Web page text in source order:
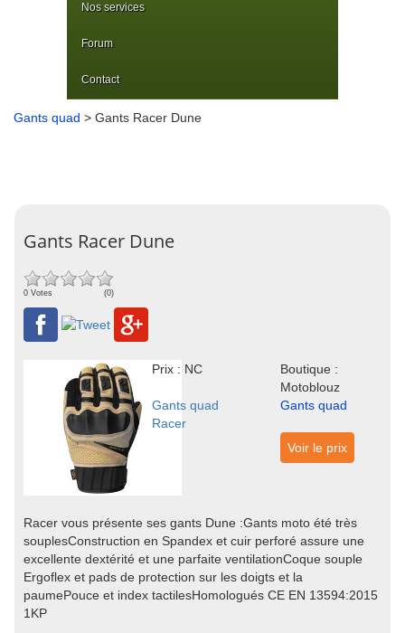
Nos services
Forum
Contact
Gants quad > Gants Racer Dune
Gants Racer Dune
0 Votes (0)
Prix : NC
Boutique :
Motoblouz
Gants quad
Racer
Gants quad
Voir le prix
Racer vous présente ses gants Dune :Gants moto été très
souplesConstruction en Spandex et cuir perforé assure une
excellente dextérité et une parfaite ventilationCoque souple
Ergoflex et pads de protection sur les doigts et la
paumePouce et index tactilesHomologués CE EN 13594:2015
1KP